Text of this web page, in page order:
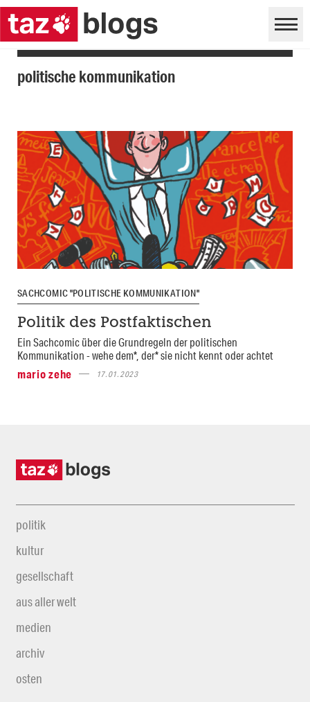
politische kommunikation
SACHCOMIC "POLITISCHE KOMMUNIKATION"
Politik des Postfaktischen
Ein Sachcomic über die Grundregeln der politischen
Kommunikation - wehe dem*, der* sie nicht kennt oder achtet
mario zehe
17.01.2023
politik
kultur
gesellschaft
aus aller welt
medien
archiv
osten